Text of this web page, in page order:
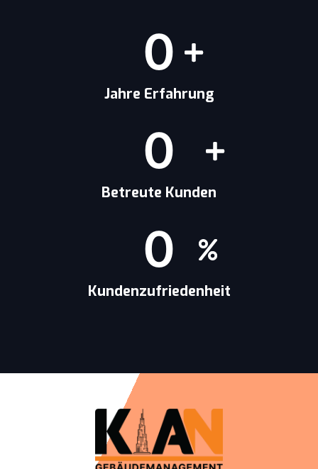
Jahre Erfahrung
0
Betreute Kunden
0
Kundenzufriedenheit
0